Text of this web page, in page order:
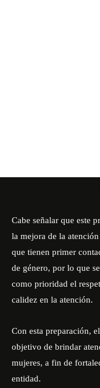
Cabe señalar que este
la mejora de la
que tienen primer
de género, por lo que
como prioridad el
calidez en la atención.
Con esta preparación,
objetivo de brindar
mujeres, a fin de
entidad.